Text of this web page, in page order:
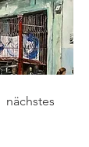
nächstes